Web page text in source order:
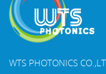
WTS PHOTONICS